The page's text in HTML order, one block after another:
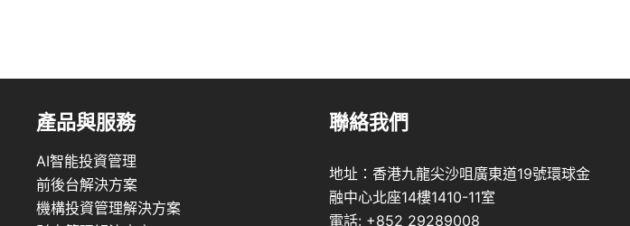
產品與服務
AI智能投資管理
前後台解決方案
機構投資管理解決方案
聯絡我們
地址：香港九龍尖沙咀廣東道19號環球金
融中心北座14樓1410-11室
電話: +852 29289008